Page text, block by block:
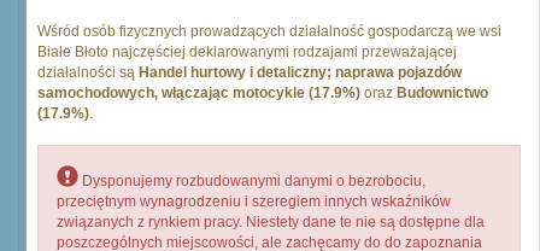
Wśród osób fizycznych prowadzących działalność gospodarczą we wsi
Białe Błoto najczęściej deklarowanymi rodzajami przeważającej
działalności są Handel hurtowy i detaliczny; naprawa pojazdów
samochodowych, włączając motocykle (17.9%) oraz Budownictwo
(17.9%).
Dysponujemy rozbudowanymi danymi o bezrobociu,
przeciętnym wynagrodzeniu i szeregiem innych wskaźników
związanych z rynkiem pracy. Niestety dane te nie są dostępne dla
poszczególnych miejscowości, ale zachęcamy do do zapoznania